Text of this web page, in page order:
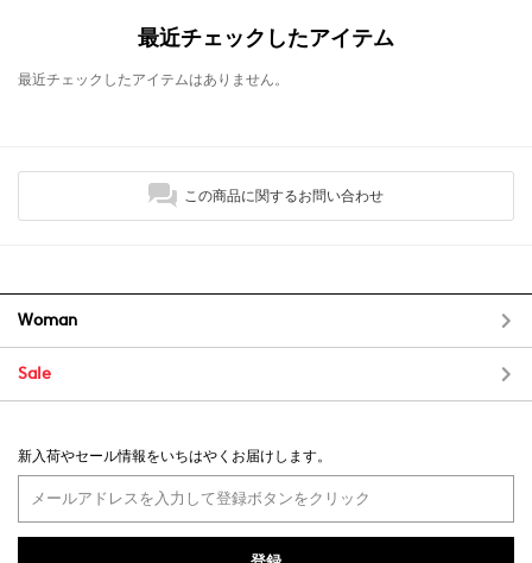
最近チェックしたアイテム
最近チェックしたアイテムはありません。
この商品に関するお問い合わせ
Woman
Sale
新入荷やセール情報をいちはやくお届けします。